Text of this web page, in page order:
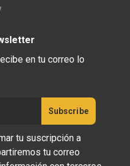
en tu correo lo
tu suscripción a
tu correo